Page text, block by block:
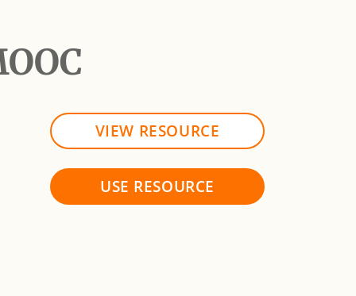
VIEW RESOURCE
USE RESOURCE